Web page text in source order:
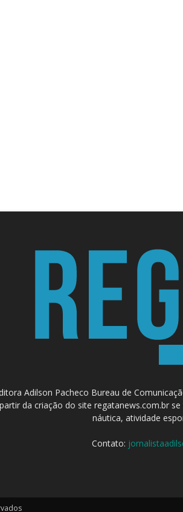
Adilson Pacheco Bureau de
da criação do site regatanews.com.br
náutica, atividade
Contato: